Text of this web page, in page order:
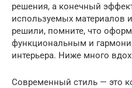
решения, а конечный
используемых материалов
решили, помните, что
функциональным и
интерьера. Ниже много
Современный стиль — это